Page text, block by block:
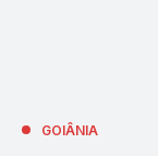
GOIÂNIA